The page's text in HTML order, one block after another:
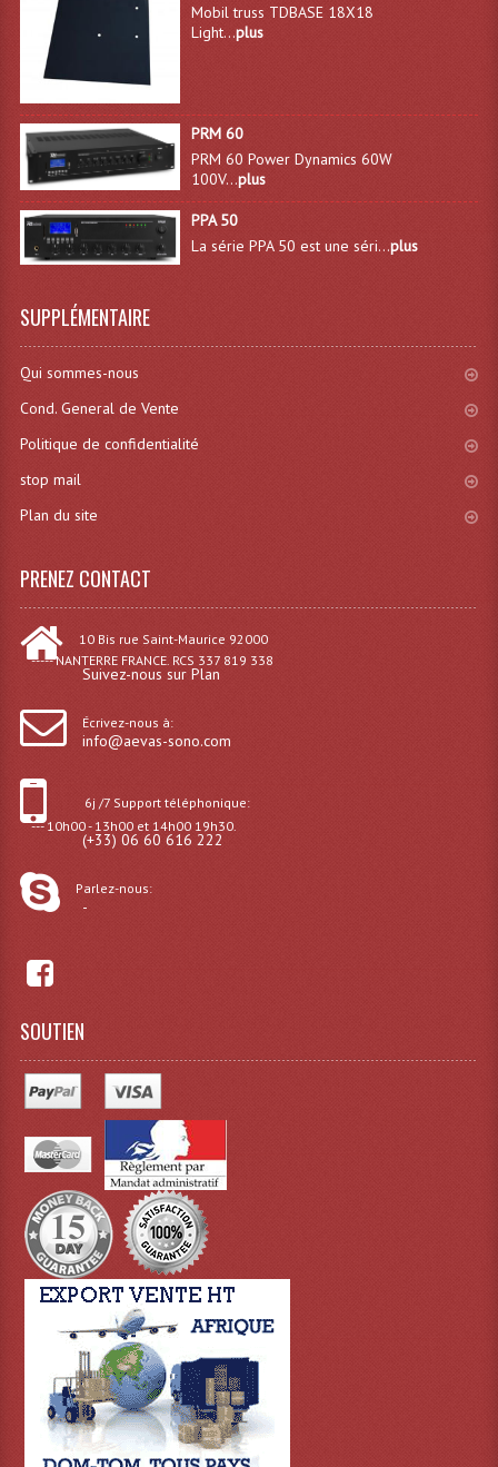
Mobil truss TDBASE 18X18
Light...plus
PRM 60
PRM 60 Power Dynamics 60W
100V...plus
PPA 50
La série PPA 50 est une séri...plus
SUPPLÉMENTAIRE
Qui sommes-nous
Cond. General de Vente
Politique de confidentialité
stop mail
Plan du site
PRENEZ CONTACT
10 Bis rue Saint-Maurice 92000
----- NANTERRE FRANCE. RCS 337 819 338
Suivez-nous sur Plan
Écrivez-nous à:
info@aevas-sono.com
6j /7 Support téléphonique:
--- 10h00 - 13h00 et 14h00 19h30.
(+33) 06 60 616 222
Parlez-nous:
-
SOUTIEN